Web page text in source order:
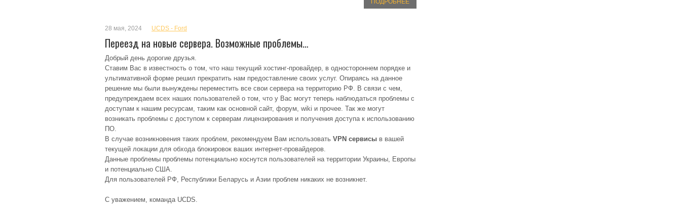
ПОДРОБНЕЕ
28 мая, 2024 UCDS - Ford
Переезд на новые сервера. Возможные проблемы…
Добрый день дорогие друзья.
Ставим Вас в известность о том, что наш текущий хостинг-провайдер, в одностороннем порядке и
ультимативной форме решил прекратить нам предоставление своих услуг. Опираясь на данное
решение мы были вынуждены переместить все свои сервера на территорию РФ. В связи с чем,
предупреждаем всех наших пользователей о том, что у Вас могут теперь наблюдаться проблемы с
доступам к нашим ресурсам, таким как основной сайт, форум, wiki и прочее. Так же могут
возникать проблемы с доступом к серверам лицензирования и получения доступа к использованию
ПО.
В случае возникновения таких проблем, рекомендуем Вам использовать VPN сервисы в вашей
текущей локации для обхода блокировок ваших интернет-провайдеров.
Данные проблемы проблемы потенциально коснутся пользователей на территории Украины, Европы
и потенциально США.
Для пользователей РФ, Республики Беларусь и Азии проблем никаких не возникнет.
С уважением, команда UCDS.